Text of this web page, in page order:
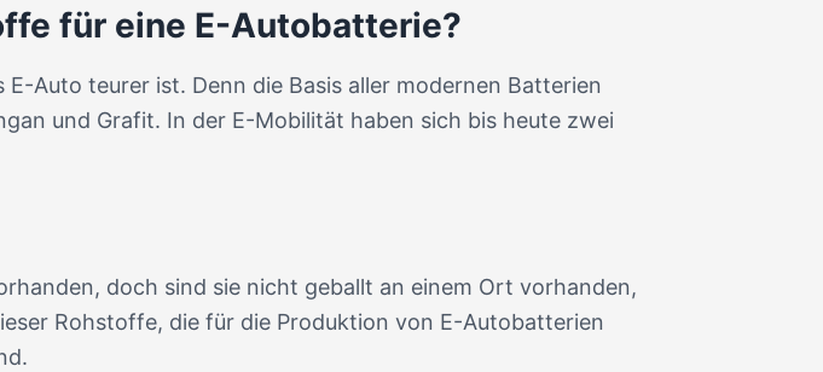
für eine E-Autobatterie?
Auto teurer ist. Denn die Basis aller modernen Batterien
und Grafit. In der E-Mobilität haben sich bis heute zwei
doch sind sie nicht geballt an einem Ort vorhanden,
Rohstoffe, die für die Produktion von E-Autobatterien